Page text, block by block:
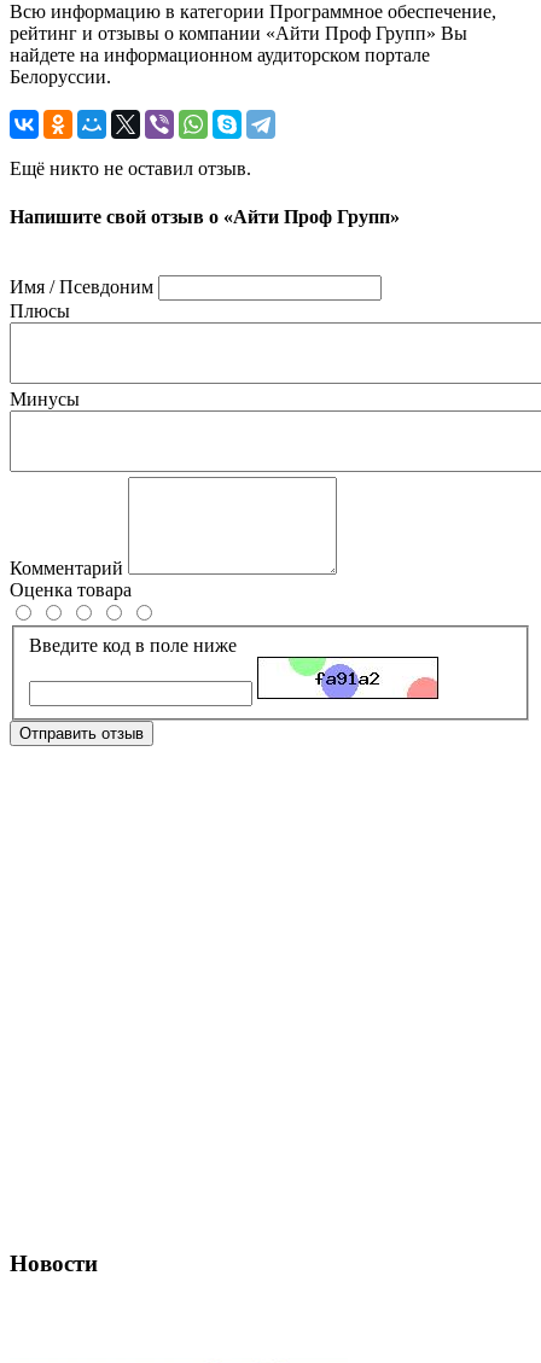
Всю информацию в категории Программное обеспечение,
рейтинг и отзывы о компании «Айти Проф Групп» Вы
найдете на информационном аудиторском портале
Белоруссии.
Ещё никто не оставил отзыв.
Напишите свой отзыв о «Айти Проф Групп»
Имя / Псевдоним
Плюсы
Минусы
Комментарий
Оценка товара
Введите код в поле ниже
Отправить отзыв
Новости